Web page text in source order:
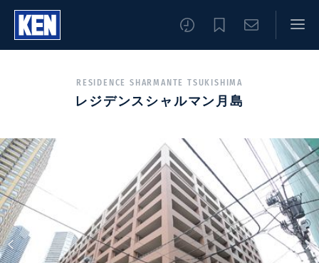
RESIDENCE SHARMANTE TSUKISHIMA
レジデンスシャルマン月島